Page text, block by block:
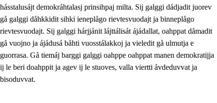
2.5 Doaresfágalasj tiemá
2.5.1 Álmmukvarresvuohta ja iellemrijbadibme
2.5.2 Demokratijja ja guojmmeviesátvuohta
2.5.3 Guoddelis åvddånibme
hásstalusájt demokráhtalasj prinsihpaj milta. Sij galggi dádjadit juorev
gå galggi dåhkkidit sihki ieneplågo rievtesvuodajt ja binneplågo
rievtesvuodajt. Sij galggi hárjjánit lájttálisát ájádallat, oahppat dåmadit
gå vuojno ja ájádusá båhti vuosstálakkoj ja vieledit gå ulmutja e
guorrasa. Gå tiemáj barggi galggi oahppe oahppat manen demokratijja
ij le beri doahppit ja agev ij le stuoves, valla viertti åvdeduvvat ja
bisoduvvat.